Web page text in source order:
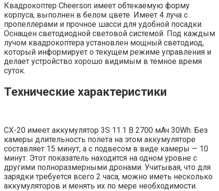
Квадрокоптер Cheerson имеет обтекаемую форму
корпуса, выполнен в белом цвете. Имеет 4 луча с
пропеллерами и прочное шасси для удобной посадки.
Оснащен светодиодной световой системой. Под каждым
лучом квадрокоптера установлен мощный светодиод,
который информирует о текущем режиме управления и
делает устройство хорошо видимым в темное время
суток.
Технические характеристики
CX-20 имеет аккумулятор 3S 11.1 В 2700 мАч 30Wh. Без
камеры длительность полета на этом аккумуляторе
составляет 15 минут, а с подвесом в виде камеры — 10
минут. Этот показатель находится на одном уровне с
другими полноразмерными дронами. Учитывая, что для
зарядки требуется всего 2 часа, можно иметь несколько
аккумуляторов и менять их по мере необходимости.